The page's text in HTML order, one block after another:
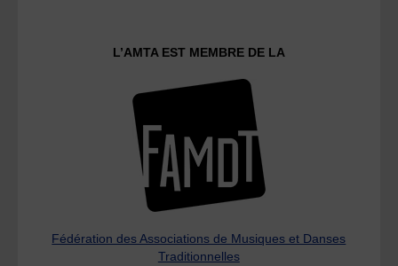
L’AMTA EST MEMBRE DE LA
Fédération des Associations de Musiques et Danses
Traditionnelles